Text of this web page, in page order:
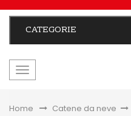
CATEGORIE
navigazione
Home &gt;Catene da neve >